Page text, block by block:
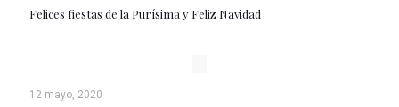
Felices fiestas de la Purísima y Feliz Navidad
12 mayo, 2020